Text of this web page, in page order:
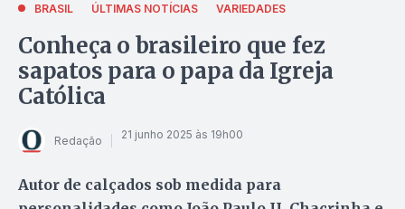
BRASIL ÚLTIMAS NOTÍCIAS VARIEDADES
Conheça o brasileiro que fez
sapatos para o papa da Igreja
Católica
Redação 21 junho 2025 às 19h00
Autor de calçados sob medida para